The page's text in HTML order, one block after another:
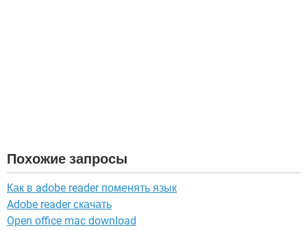
Похожие запросы
Как в adobe reader поменять язык
Adobe reader скачать
Open office mac download